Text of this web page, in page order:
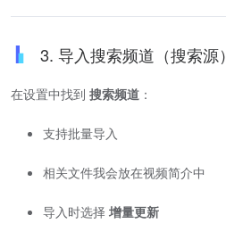
3. 导入搜索频道（搜索源）
在设置中找到 搜索频道 ：
支持批量导入
相关文件我会放在视频简介中
导入时选择 增量更新